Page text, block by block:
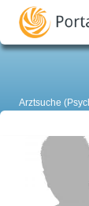
Arztsuche